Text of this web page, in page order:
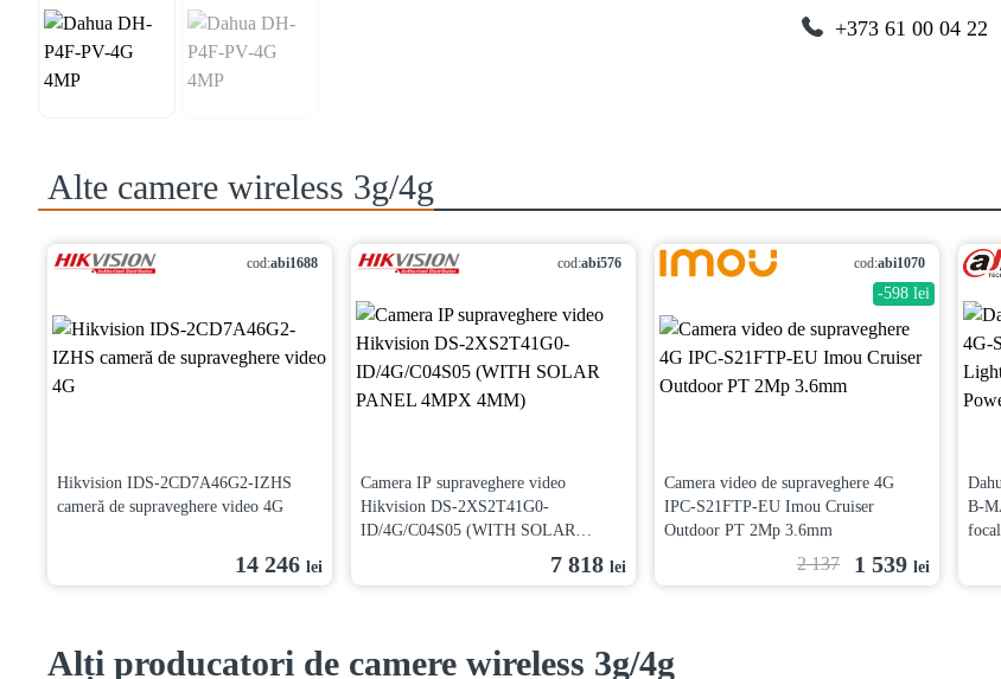
+373 61 00 04 22
Alte camere wireless 3g/4g
cod:abi1688
Hikvision IDS-2CD7A46G2-IZHS
cameră de supraveghere video 4G
14 246 lei
cod:abi576
Camera IP supraveghere video
Hikvision DS-2XS2T41G0-
ID/4G/C04S05 (WITH SOLAR
7 818 lei
cod:abi1070
-598 lei
Camera video de supraveghere 4G
IPC-S21FTP-EU Imou Cruiser
Outdoor PT 2Mp 3.6mm
2 137 1 539 lei
B-
Alți producatori de camere wireless 3g/4g